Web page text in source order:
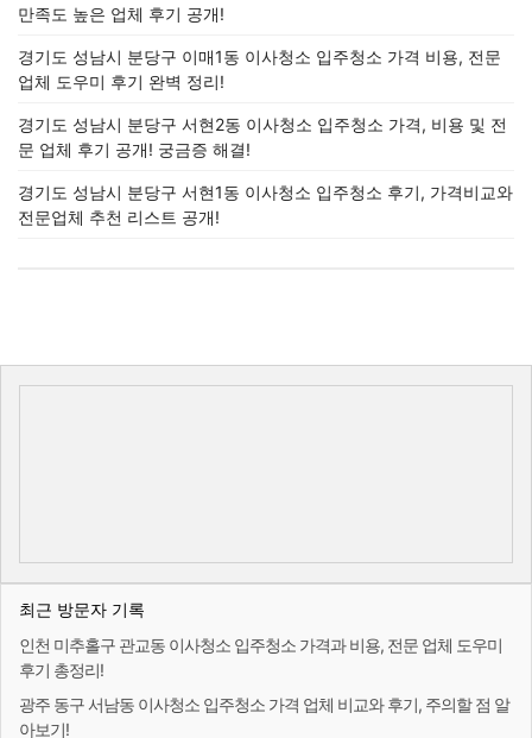
만족도 높은 업체 후기 공개!
경기도 성남시 분당구 이매1동 이사청소 입주청소 가격 비용, 전문
업체 도우미 후기 완벽 정리!
경기도 성남시 분당구 서현2동 이사청소 입주청소 가격, 비용 및 전
문 업체 후기 공개! 궁금증 해결!
경기도 성남시 분당구 서현1동 이사청소 입주청소 후기, 가격비교와
전문업체 추천 리스트 공개!
최근 방문자 기록
인천 미추홀구 관교동 이사청소 입주청소 가격과 비용, 전문 업체 도우미
후기 총정리!
광주 동구 서남동 이사청소 입주청소 가격 업체 비교와 후기, 주의할 점 알
아보기!